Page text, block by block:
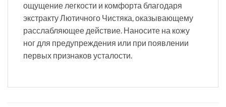
ощущение легкости и комфорта благодаря
экстракту Лютичного Чистяка, оказывающему
расслабляющее действие. Наносите на кожу
ног для предупреждения или при появлении
первых признаков усталости.